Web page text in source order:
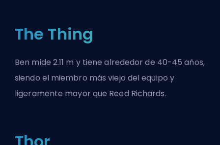
The Thing
Ben mide 2.11 m y tiene alrededor de 40-45 años,
siendo el miembro más viejo del equipo y
ligeramente mayor que Reed Richards.